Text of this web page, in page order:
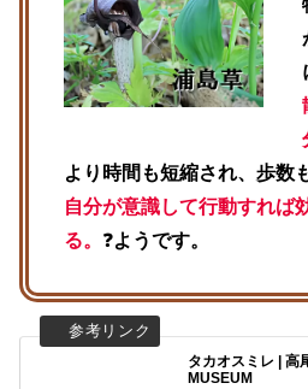
より時間も短縮され、歩数
自分が意識して行動すれば
る。 ❓ようです。
タカオスミレ | 高
MUSEUM